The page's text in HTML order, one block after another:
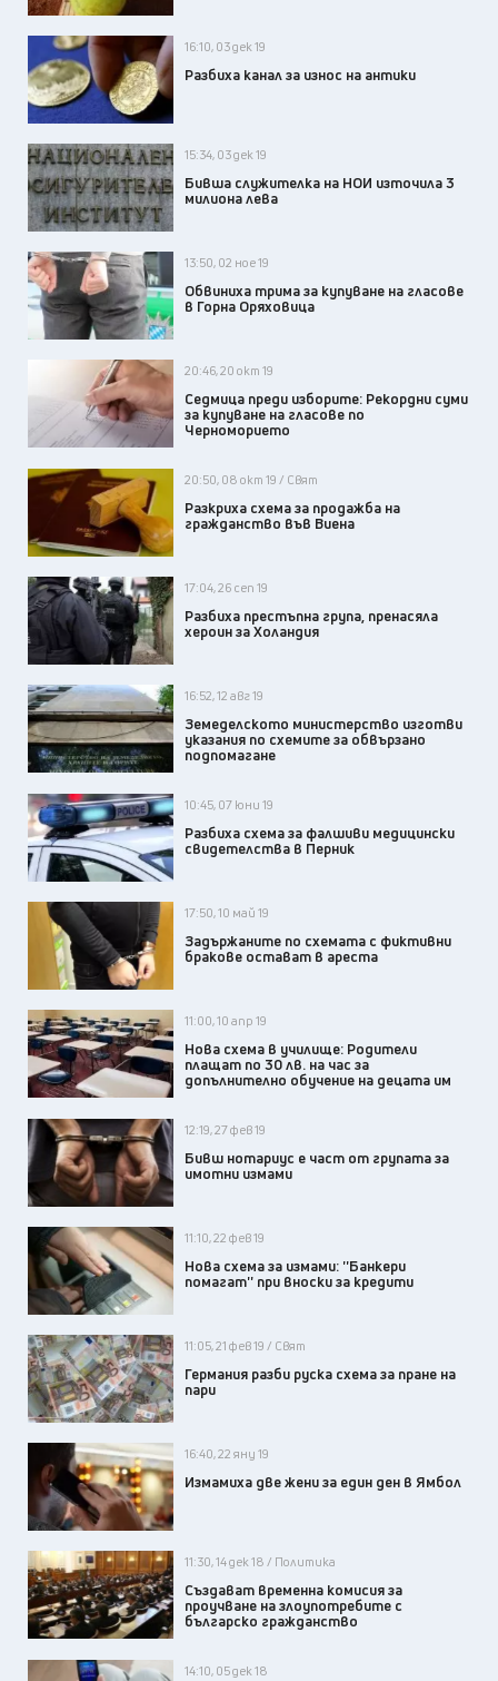
16:10, 03 дек 19
Разбиха канал за износ на антики
15:34, 03 дек 19
Бивша служителка на НОИ източила 3
милиона лева
13:50, 02 ное 19
Обвиниха трима за купуване на гласове
в Горна Оряховица
20:46, 20 окт 19
Седмица преди изборите: Рекордни суми
за купуване на гласове по
Черноморието
20:50, 08 окт 19 / Свят
Разкриха схема за продажба на
гражданство във Виена
17:04, 26 сеп 19
Разбиха престъпна група, пренасяла
хероин за Холандия
16:52, 12 авг 19
Земеделското министерство изготви
указания по схемите за обвързано
подпомагане
10:45, 07 юни 19
Разбиха схема за фалшиви медицински
свидетелства в Перник
17:50, 10 май 19
Задържаните по схемата с фиктивни
бракове остават в ареста
11:00, 10 апр 19
Нова схема в училище: Родители
плащат по 30 лв. на час за
допълнително обучение на децата им
12:19, 27 фев 19
Бивш нотариус е част от групата за
имотни измами
11:10, 22 фев 19
Нова схема за измами: ''Банкери
помагат'' при вноски за кредити
11:05, 21 фев 19 / Свят
Германия разби руска схема за пране на
пари
16:40, 22 яну 19
Измамиха две жени за един ден в Ямбол
11:30, 14 дек 18 / Политика
Създават временна комисия за
проучване на злоупотребите с
българско гражданство
14:10, 05 дек 18